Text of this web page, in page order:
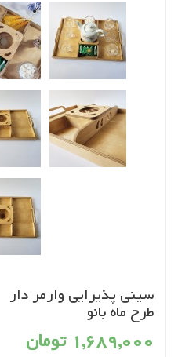
سینی پذیرایی وارمر دار
طرح ماه بانو
1,689,000 تومان